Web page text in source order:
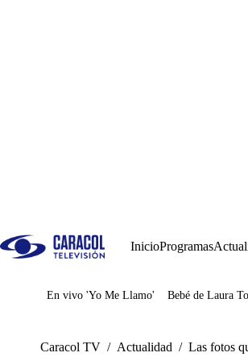
InicioProgramas
Juegos
En vivo 'Yo Me Llamo' Bebé de Laura
Caracol TV / Actualidad / Las fotos